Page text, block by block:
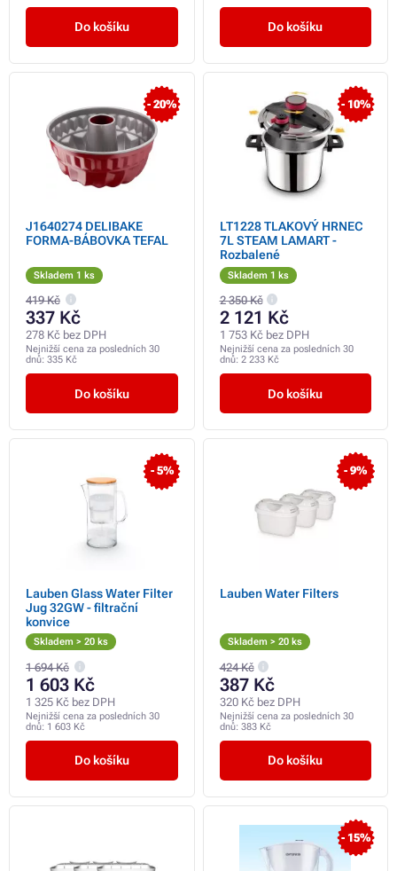
Do košíku Do košíku
- 20%
J1640274 DELIBAKE
FORMA-BÁBOVKA TEFAL
Skladem 1 ks
419 Kč
337 Kč
278 Kč bez DPH
Nejnižší cena za posledních 30
dnů: 335 Kč
Do košíku
- 10%
LT1228 TLAKOVÝ HRNEC
7L STEAM LAMART -
Rozbalené
Skladem 1 ks
2 350 Kč
2 121 Kč
1 753 Kč bez DPH
Nejnižší cena za posledních 30
dnů: 2 233 Kč
Do košíku
- 5%
Lauben Glass Water Filter
Jug 32GW - filtrační
konvice
Skladem > 20 ks
1 694 Kč
1 603 Kč
1 325 Kč bez DPH
Nejnižší cena za posledních 30
dnů: 1 603 Kč
Do košíku
- 9%
Lauben Water Filters
Skladem > 20 ks
424 Kč
387 Kč
320 Kč bez DPH
Nejnižší cena za posledních 30
dnů: 383 Kč
Do košíku
- 15%